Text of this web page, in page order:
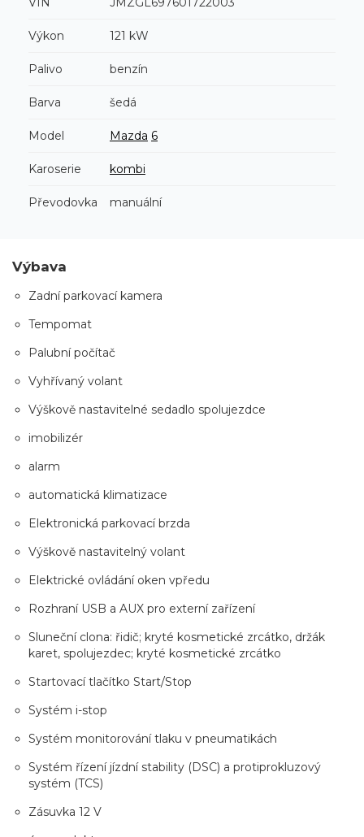
Výkon 121 kW
Palivo benzín
Barva šedá
Model Mazda 6
Karoserie kombi
Převodovka manuální
Výbava
Zadní parkovací kamera
Tempomat
Palubní počítač
Vyhřívaný volant
Výškově nastavitelné sedadlo spolujezdce
imobilizér
alarm
automatická klimatizace
Elektronická parkovací brzda
Výškově nastavitelný volant
Elektrické ovládání oken vpředu
Rozhraní USB a AUX pro externí zařízení
Sluneční clona: řidič; kryté kosmetické zrcátko, držák
karet, spolujezdec; kryté kosmetické zrcátko
Startovací tlačítko Start/Stop
Systém i-stop
Systém monitorování tlaku v pneumatikách
Systém řízení jízdní stability (DSC) a protiprokluzový
systém (TCS)
Zásuvka 12 V